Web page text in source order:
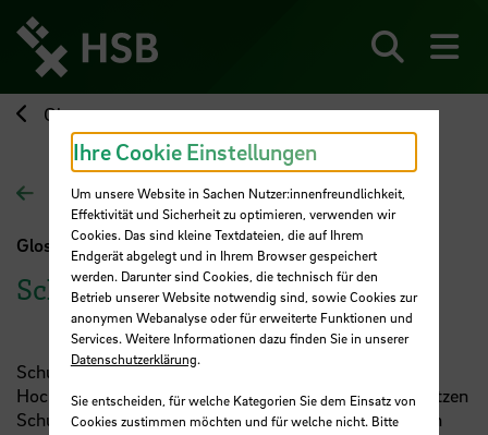
zum
Seiteninhalt
springen
Glossar
Zur Übersichtsseite
Glossar
Schulpat:in
Schulpat:innen fungieren als Bindeglied zwischen
Hochschule und ihrer ehemaligen Schule. Sie unterstützen
Schulbesuche und sind in erster Linie für Schüler:innen
Ihre Cookie Einstellungen
Um unsere Website in Sachen Nutzer:innenfreundlichkeit,
Effektivität und Sicherheit zu optimieren, verwenden wir
Cookies. Das sind kleine Textdateien, die auf Ihrem
Endgerät abgelegt und in Ihrem Browser gespeichert
werden. Darunter sind Cookies, die technisch für den
Betrieb unserer Website notwendig sind, sowie Cookies zur
anonymen Webanalyse oder für erweiterte Funktionen und
Services. Weitere Informationen dazu finden Sie in unserer
Datenschutzerklärung.
Sie entscheiden, für welche Kategorien Sie dem Einsatz von
Cookies zustimmen möchten und für welche nicht. Bitte